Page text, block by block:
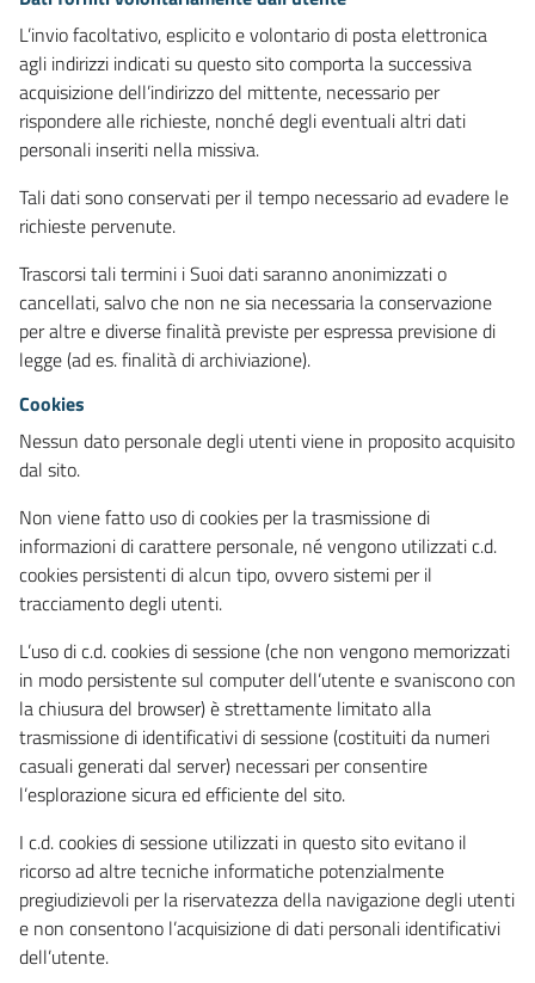
L’invio facoltativo, esplicito e volontario di posta elettronica
agli indirizzi indicati su questo sito comporta la successiva
acquisizione dell’indirizzo del mittente, necessario per
rispondere alle richieste, nonché degli eventuali altri dati
personali inseriti nella missiva.
Tali dati sono conservati per il tempo necessario ad evadere le
richieste pervenute.
Trascorsi tali termini i Suoi dati saranno anonimizzati o
cancellati, salvo che non ne sia necessaria la conservazione
per altre e diverse finalità previste per espressa previsione di
legge (ad es. finalità di archiviazione).
Cookies
Nessun dato personale degli utenti viene in proposito acquisito
dal sito.
Non viene fatto uso di cookies per la trasmissione di
informazioni di carattere personale, né vengono utilizzati c.d.
cookies persistenti di alcun tipo, ovvero sistemi per il
tracciamento degli utenti.
L’uso di c.d. cookies di sessione (che non vengono memorizzati
in modo persistente sul computer dell’utente e svaniscono con
la chiusura del browser) è strettamente limitato alla
trasmissione di identificativi di sessione (costituiti da numeri
casuali generati dal server) necessari per consentire
l’esplorazione sicura ed efficiente del sito.
I c.d. cookies di sessione utilizzati in questo sito evitano il
ricorso ad altre tecniche informatiche potenzialmente
pregiudizievoli per la riservatezza della navigazione degli utenti
e non consentono l’acquisizione di dati personali identificativi
dell’utente.